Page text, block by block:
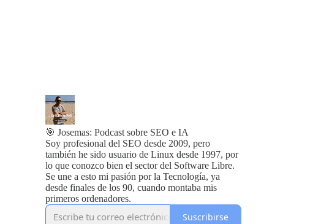
🎯 Josemas: Podcast sobre SEO e IA
Soy profesional del SEO desde 2009, pero
también he sido usuario de Linux desde 1997, por
lo que conozco bien el sector del Software Libre.
Se une a esto mi pasión por la Tecnología, ya
desde finales de los 90, cuando montaba mis
primeros ordenadores.
Suscribirse